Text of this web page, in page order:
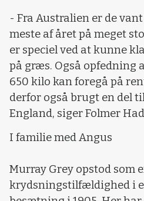
- Fra Australien er de
meste af året på meget
er speciel ved at kunne
på græs. Også opfedning
650 kilo kan foregå på
derfor også brugt en del
England, siger Folmer
I familie med Angus
Murray Grey opstod som
krydsningstilfældighed i